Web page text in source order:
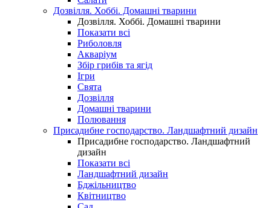
Дозвілля. Хоббі. Домашні тварини
Дозвілля. Хоббі. Домашні тварини
Показати всі
Риболовля
Акваріум
Збір грибів та ягід
Ігри
Свята
Дозвілля
Домашні тварини
Полювання
Присадибне господарство. Ландшафтний дизайн
Присадибне господарство. Ландшафтний
дизайн
Показати всі
Ландшафтний дизайн
Бджільництво
Квітництво